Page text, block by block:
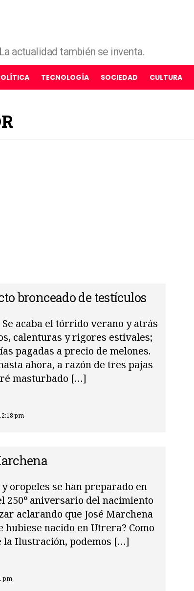
actualidad también se inventa.
TECNOLOGÍA SOCIEDAD CULTURA
bronceado de testículos
acaba el tórrido verano y atrás
calenturas y rigores estivales;
pagadas a precio de melones.
ahora, a razón de tres pajas
masturbado […]
pm
oropeles se han preparado en
250º aniversario del nacimiento
aclarando que José Marchena
nacido en Utrera? Como
la Ilustración, podemos […]
pm